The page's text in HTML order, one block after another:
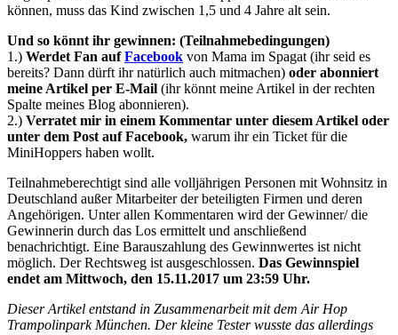
können, muss das Kind zwischen 1,5 und 4 Jahre alt sein.
Und so könnt ihr gewinnen: (Teilnahmebedingungen)
1.) Werdet Fan aufFacebook von Mama im Spagat (ihr seid es
bereits? Dann dürft ihr natürlich auch mitmachen) oder abonniert
meine Artikel per E-Mail (ihr könnt meine Artikel in der rechten
Spalte meines Blog abonnieren).
2.) Verratet mir in einem Kommentar unter diesem Artikel oder
unter dem Post auf Facebook, warum ihr ein Ticket für die
MiniHoppers haben wollt.
Teilnahmeberechtigt sind alle volljährigen Personen mit Wohnsitz in
Deutschland außer Mitarbeiter der beteiligten Firmen und deren
Angehörigen. Unter allen Kommentaren wird der Gewinner/ die
Gewinnerin durch das Los ermittelt und anschließend
benachrichtigt. Eine Barauszahlung des Gewinnwertes ist nicht
möglich. Der Rechtsweg ist ausgeschlossen. Das Gewinnspiel
endet am Mittwoch, den 15.11.2017 um 23:59 Uhr.
Dieser Artikel entstand in Zusammenarbeit mit dem Air Hop
Trampolinpark München. Der kleine Tester wusste das allerdings